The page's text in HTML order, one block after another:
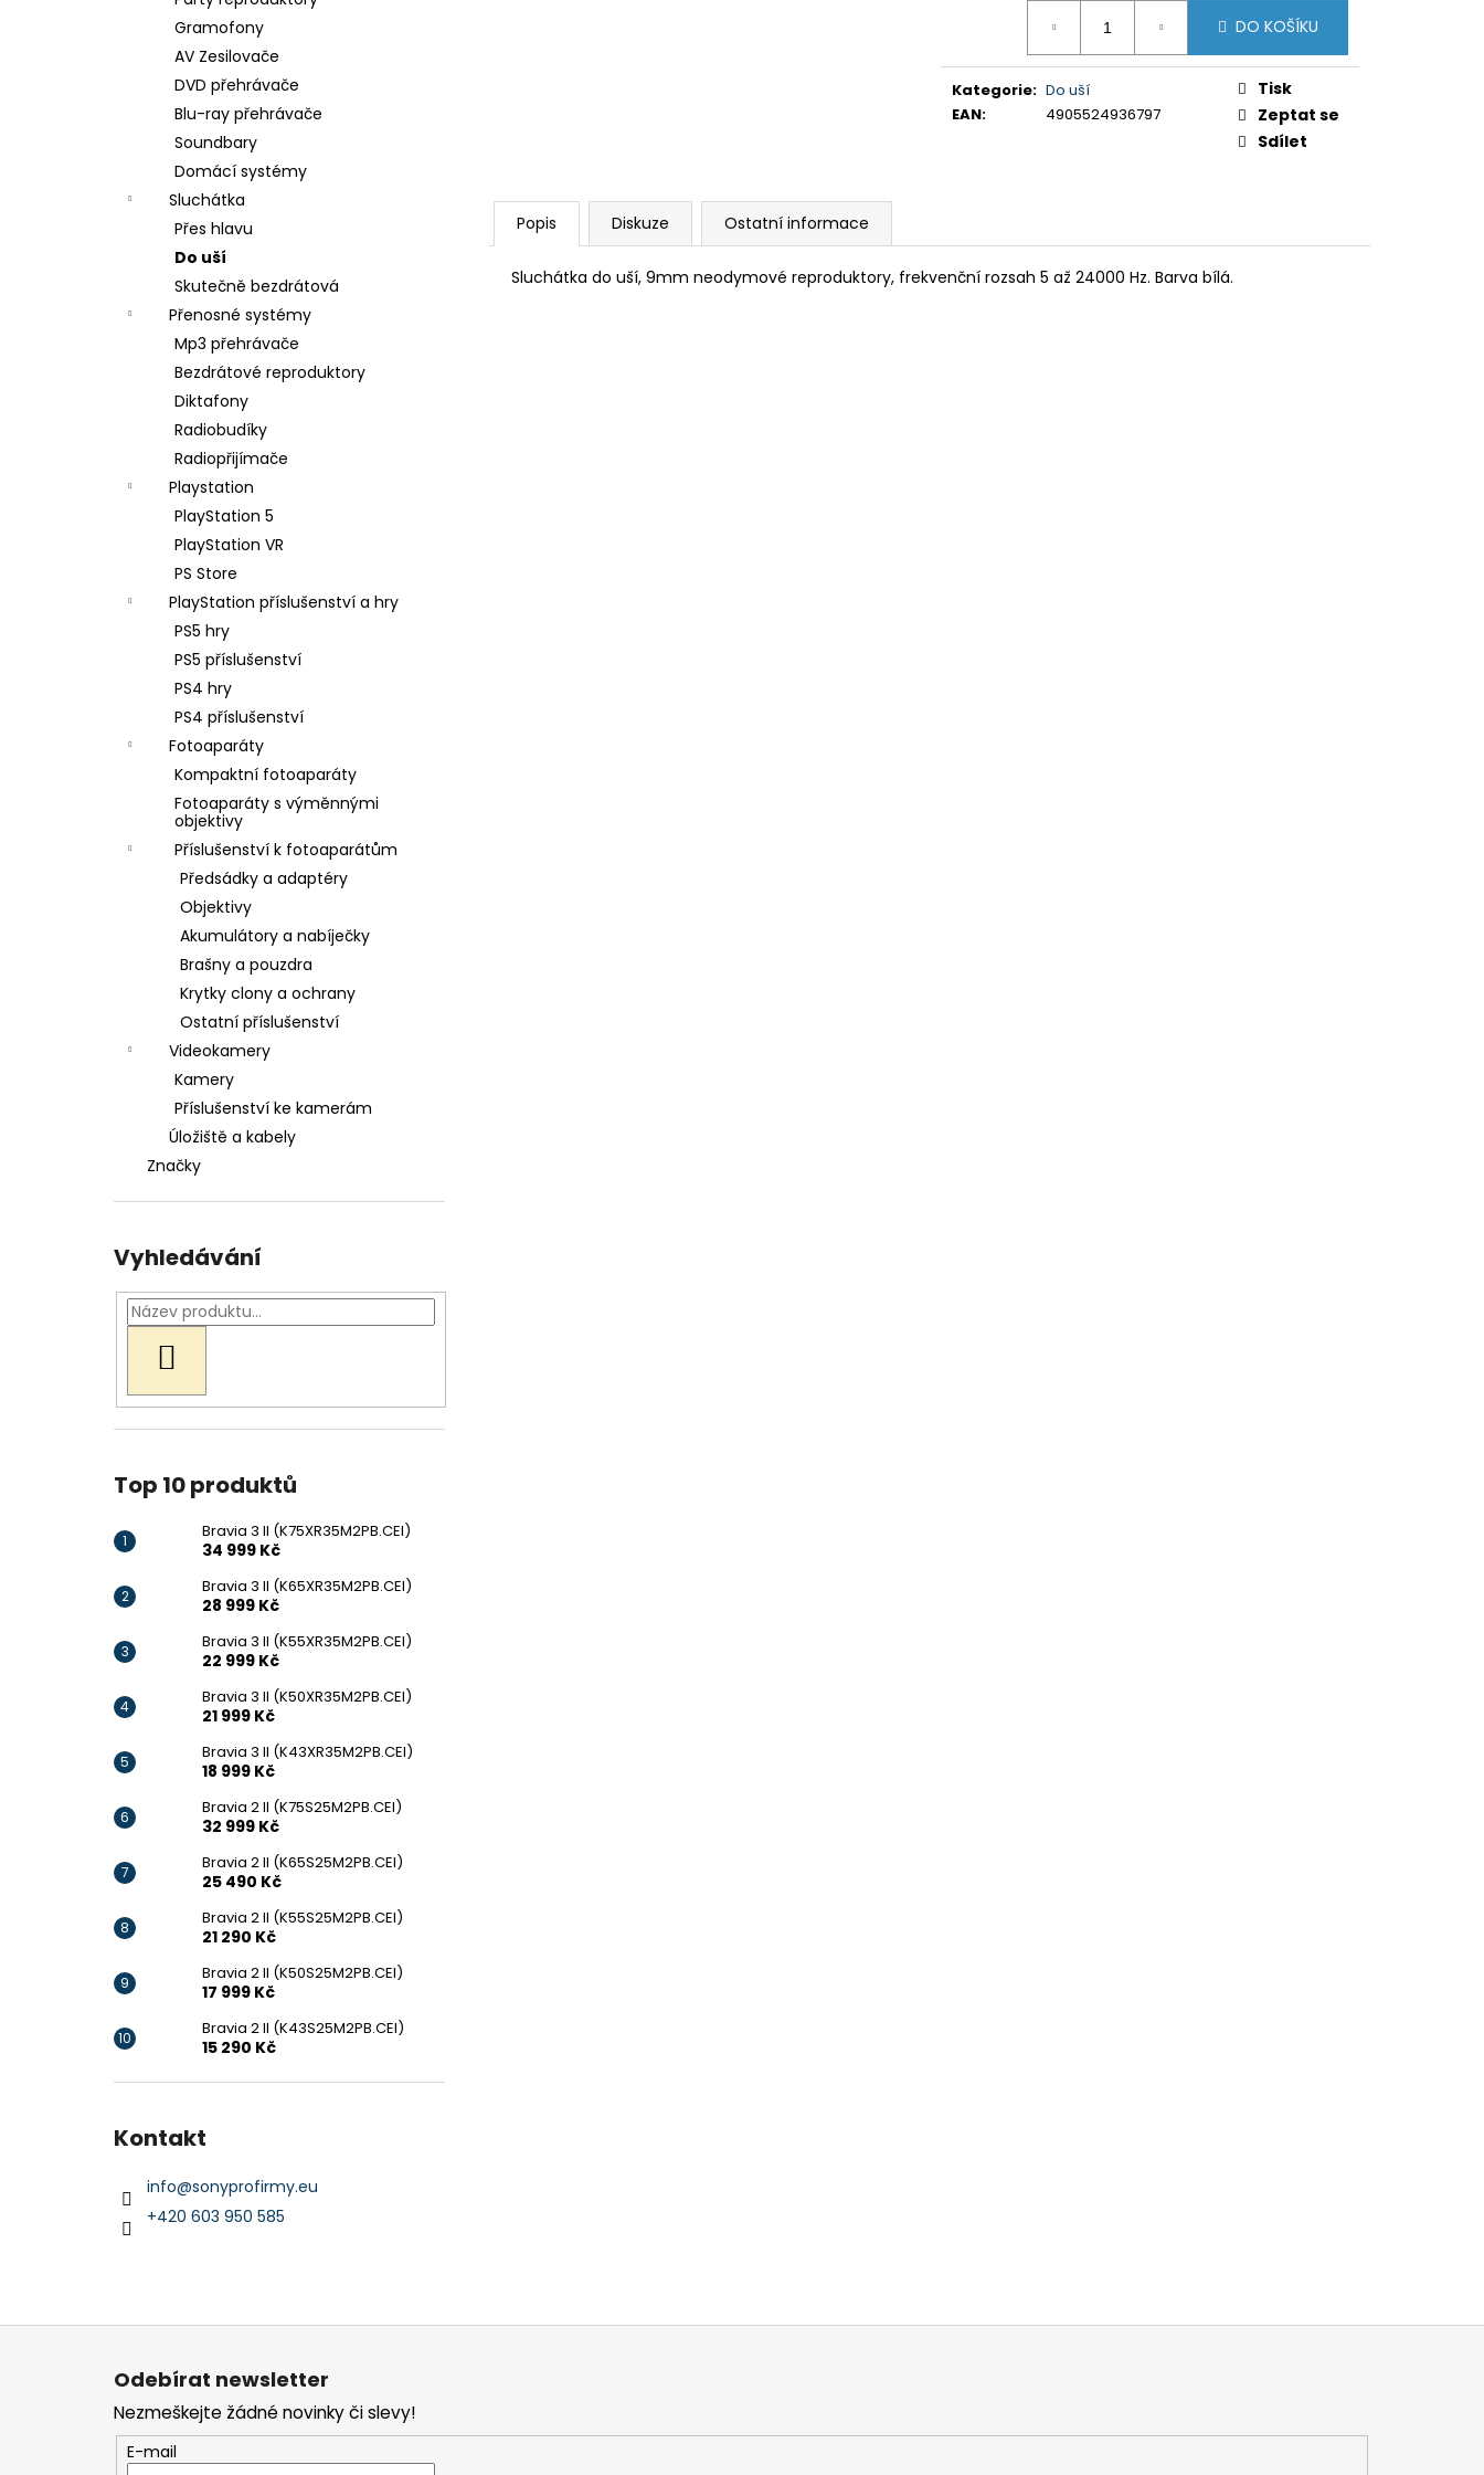
Gramofony
AV Zesilovače
DVD přehrávače
Blu-ray přehrávače
Soundbary
Domácí systémy
Sluchátka
Přes hlavu
Do uší
Skutečně bezdrátová
Přenosné systémy
Mp3 přehrávače
Bezdrátové reproduktory
Diktafony
Radiobudíky
Radiopřijímače
Playstation
PlayStation 5
PlayStation VR
PS Store
PlayStation příslušenství a hry
PS5 hry
PS5 příslušenství
PS4 hry
PS4 příslušenství
Fotoaparáty
Kompaktní fotoaparáty
Fotoaparáty s výměnnými
objektivy
Příslušenství k fotoaparátům
Předsádky a adaptéry
Objektivy
Akumulátory a nabíječky
Brašny a pouzdra
Krytky clony a ochrany
Ostatní příslušenství
Videokamery
Kamery
Příslušenství ke kamerám
Úložiště a kabely
Značky
Vyhledávání
Top 10 produktů
Bravia 3 II (K75XR35M2PB.CEI)
34 999 Kč
Bravia 3 II (K65XR35M2PB.CEI)
28 999 Kč
Bravia 3 II (K55XR35M2PB.CEI)
22 999 Kč
Bravia 3 II (K50XR35M2PB.CEI)
21 999 Kč
Bravia 3 II (K43XR35M2PB.CEI)
18 999 Kč
Bravia 2 II (K75S25M2PB.CEI)
32 999 Kč
Bravia 2 II (K65S25M2PB.CEI)
25 490 Kč
Bravia 2 II (K55S25M2PB.CEI)
21 290 Kč
Bravia 2 II (K50S25M2PB.CEI)
17 999 Kč
Bravia 2 II (K43S25M2PB.CEI)
15 290 Kč
Kontakt
info@sonyprofirmy.eu
+420 603 950 585
DO KOŠÍKU
Kategorie: Do uší
EAN: 4905524936797
Tisk
Zeptat se
Sdílet
Popis Diskuze Ostatní informace
Sluchátka do uší, 9mm neodymové reproduktory, frekvenční rozsah 5 až 24000 Hz. Barva bílá.
BRAVIA 3 II (K75XR35M2PB.CEI)
34 999 Kč
BRAVIA 3 II (K55XR35M2PB.CEI)
Odebírat newsletter
Nezmeškejte žádné novinky či slevy!
E-mail